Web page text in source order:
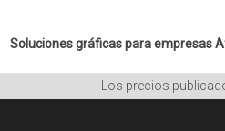
Soluciones gráficas para empresas
Los precios